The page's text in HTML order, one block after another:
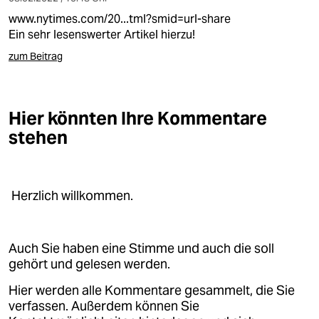
www.nytimes.com/20...tml?smid=url-share
Ein sehr lesenswerter Artikel hierzu!
zum Beitrag
Hier könnten Ihre Kommentare
stehen
Herzlich willkommen.
Auch Sie haben eine Stimme und auch die soll
gehört und gelesen werden.
Hier werden alle Kommentare gesammelt, die Sie
verfassen. Außerdem können Sie